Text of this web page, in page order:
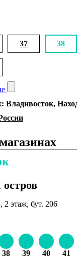
37 38
Владивосток,
2 этаж, бут. 206
38 39 40 41